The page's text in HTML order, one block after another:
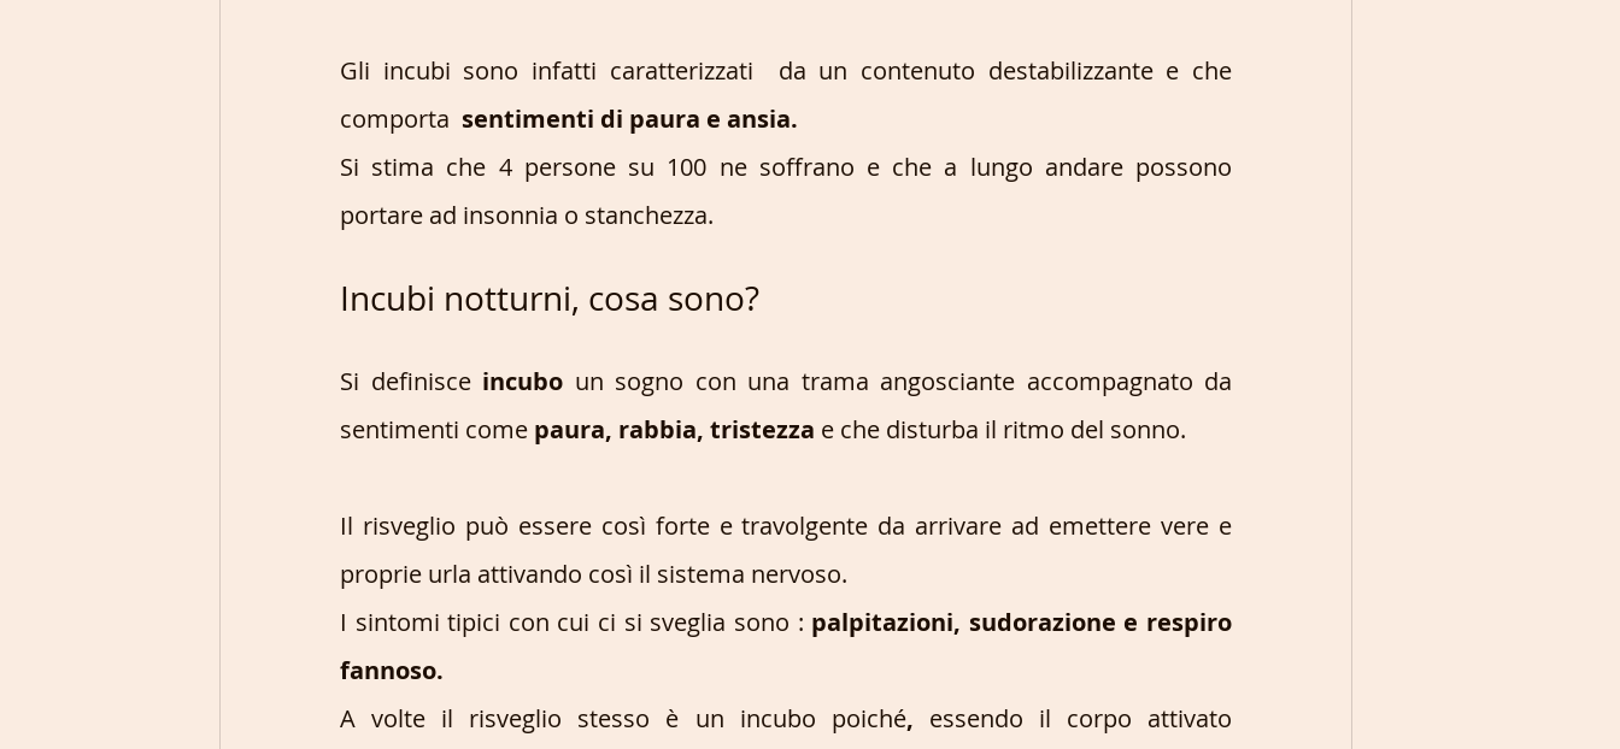
Gli incubi sono infatti caratterizzati  da un contenuto destabilizzante e che
comporta sentimenti di paura e ansia.
Si stima che 4 persone su 100 ne soffrano e che a lungo andare possono
portare ad insonnia o stanchezza.
Incubi notturni, cosa sono?
Si definisce incubo un sogno con una trama angosciante accompagnato da
sentimenti come paura, rabbia, tristezza e che disturba il ritmo del sonno.
Il risveglio può essere così forte e travolgente da arrivare ad emettere vere e
proprie urla attivando così il sistema nervoso.
I sintomi tipici con cui ci si sveglia sono : palpitazioni, sudorazione e respiro
fannoso.
A volte il risveglio stesso è un incubo poiché, essendo il corpo attivato